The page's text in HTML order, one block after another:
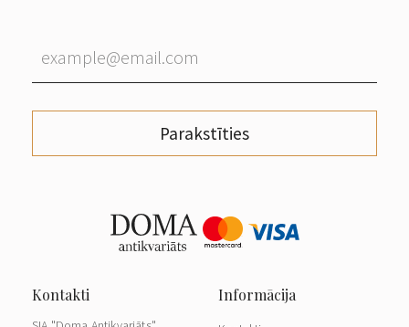
Parakstīties